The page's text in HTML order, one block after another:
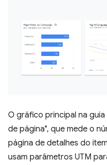
O gráfico principal na guia
de página", que mede o
página de detalhes do
usam parâmetros UTM